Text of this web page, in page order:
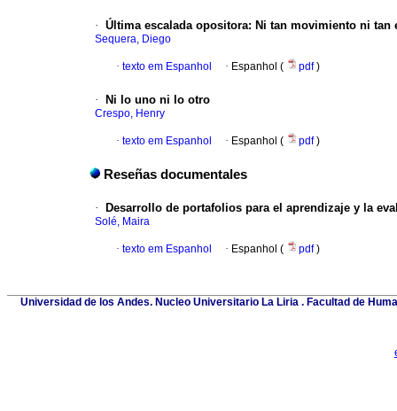
· Última escalada opositora: Ni tan movimiento ni tan
Sequera, Diego
· texto em Espanhol · Espanhol ( pdf)
· Ni lo uno ni lo otro
Crespo, Henry
· texto em Espanhol · Espanhol ( pdf)
Reseñas documentales
· Desarrollo de portafolios para el aprendizaje y la
Solé, Maira
· texto em Espanhol · Espanhol ( pdf)
Universidad de los Andes. Nucleo Universitario La Liria . Facultad de